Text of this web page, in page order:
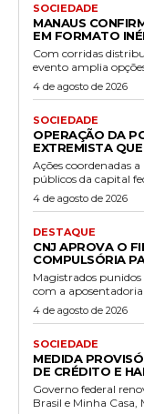
SOCIEDADE
MANAUS
EM FORMATO
Com corridas
evento amplia opções
4 de agosto de 2026
SOCIEDADE
OPERAÇÃO DA
EXTREMISTA
Ações coordenadas
públicos da capital
4 de agosto de 2026
DESTAQUE
CNJ APROVA O
COMPULSÓRIA
Magistrados
com a
4 de agosto de 2026
SOCIEDADE
MEDIDA
DE CRÉDITO E
Governo federal
Brasil e Minha Casa,